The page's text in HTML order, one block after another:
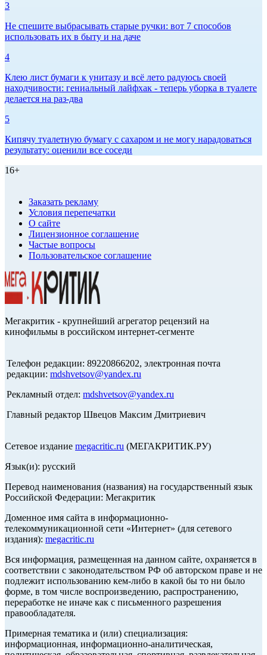
3
Не спешите выбрасывать старые ручки: вот 7 способов
использовать их в быту и на даче
4
Клею лист бумаги к унитазу и всё лето радуюсь своей
находчивости: гениальный лайфхак - теперь уборка в туалете
делается на раз-два
5
Кипячу туалетную бумагу с сахаром и не могу нарадоваться
результату: оценили все соседи
16+
Заказать рекламу
Условия перепечатки
О сайте
Лицензионное соглашение
Частые вопросы
Пользовательское соглашение
Мегакритик - крупнейший агрегатор рецензий на
кинофильмы в российском интернет-сегменте
Телефон редакции: 89220866202, электронная почта
редакции: mdshvetsov@yandex.ru
Рекламный отдел: mdshvetsov@yandex.ru
Главный редактор Швецов Максим Дмитриевич
Сетевое издание megacritic.ru (МЕГАКРИТИК.РУ)
Язык(и): русский
Перевод наименования (названия) на государственный язык
Российской Федерации: Мегакритик
Доменное имя сайта в информационно-
телекоммуникационной сети «Интернет» (для сетевого
издания): megacritic.ru
Вся информация, размещенная на данном сайте, охраняется в
соответствии с законодательством РФ об авторском праве и не
подлежит использованию кем-либо в какой бы то ни было
форме, в том числе воспроизведению, распространению,
переработке не иначе как с письменного разрешения
правообладателя.
Примерная тематика и (или) специализация:
информационная, информационно-аналитическая,